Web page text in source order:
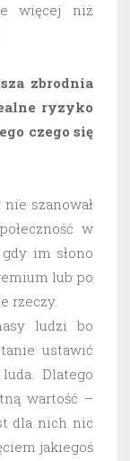
więcej niż
zbrodnia
ryzyko
czego się
szanował
w
im słono
lub po
rzeczy.
ludzi bo
ustawić
Dlatego
wartość –
dla nich nic
jakiegoś